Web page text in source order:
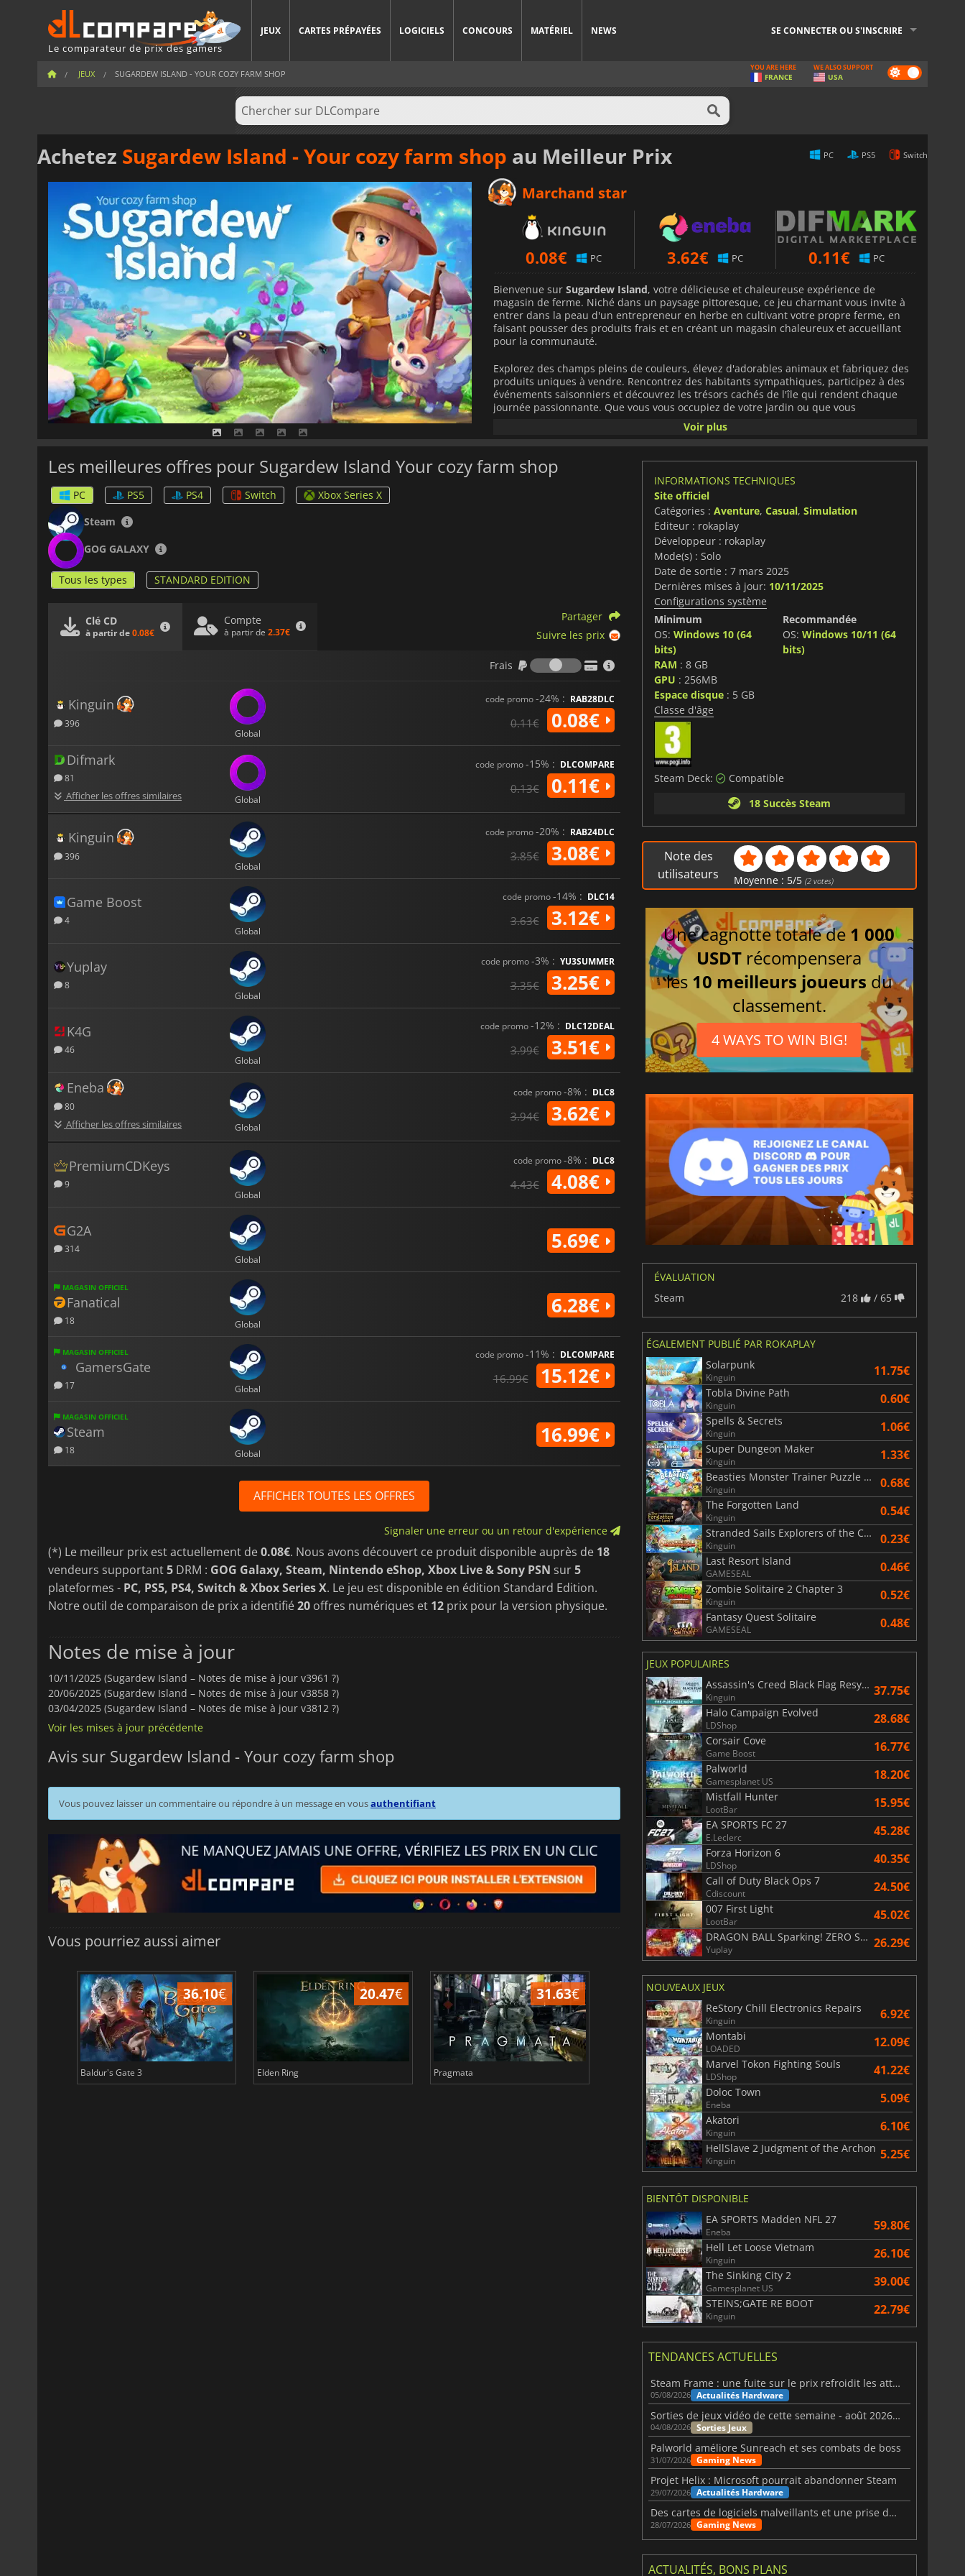
Le comparateur de prix des gamers
JEUX CARTES PRÉPAYÉES LOGICIELS CONCOURS MATÉRIEL NEWS SE CONNECTER OU S'INSCRIRE
JEUX SUGARDEW ISLAND - YOUR COZY FARM SHOP Dark
mode
YOU ARE HERE
FRANCE
WE ALSO SUPPORT
USA
Achetez Sugardew Island - Your cozy farm shop au Meilleur Prix PC PS5 Switch
Marchand star
0.08€ PC 3.62€ PC 0.11€ PC
Bienvenue sur Sugardew Island, votre délicieuse et chaleureuse expérience de
magasin de ferme. Niché dans un paysage pittoresque, ce jeu charmant vous invite à
entrer dans la peau d'un entrepreneur en herbe en cultivant votre propre ferme, en
faisant pousser des produits frais et en créant un magasin chaleureux et accueillant
pour la communauté.
Explorez des champs pleins de couleurs, élevez d'adorables animaux et fabriquez des
produits uniques à vendre. Rencontrez des habitants sympathiques, participez à des
événements saisonniers et découvrez les trésors cachés de l'île qui rendent chaque
journée passionnante. Que vous vous occupiez de votre jardin ou que vous
personnalisiez le décor de votre boutique, l'île de Sugardew favorise la créativité et la
Plongez dans l'ambiance apaisante, les graphismes charmants et la bande-son
délicieuse qui font de
pour les joueurs de tous âges. Commencez votre aventure agricole dès aujourd'hui et
laissez la douceur de vivre s'épanouir !
Voir plus
Les meilleures offres pour Sugardew Island Your cozy farm shop
PC PS5 PS4 Switch
Xbox Series X
Steam
GOG GALAXY
Tous les types STANDARD EDITION
Clé CD
à partir de0.08€
Compte
à partir de 2.37€
Partager
Suivre les prix
Frais
Frais
Kinguin
396
Global
code promo-24% : RAB28DLC
0.11€ 0.08€
Difmark
81
Afficher les offres similaires Global
code promo-15% : DLCOMPARE
0.13€ 0.11€
Kinguin
396
Global
code promo-20% : RAB24DLC
3.85€ 3.08€
Game Boost
4
Global
code promo-14% : DLC14
3.63€ 3.12€
Yuplay
8
Global
code promo-3% : YU3SUMMER
3.35€ 3.25€
K4G
46
Global
code promo-12% : DLC12DEAL
3.99€ 3.51€
Eneba
80
Afficher les offres similaires Global
code promo-8% : DLC8
3.94€ 3.62€
PremiumCDKeys
9
Global
code promo-8% : DLC8
4.43€ 4.08€
G2A
314
Global
5.69€
MAGASIN OFFICIEL
Fanatical
18 Global
6.28€
MAGASIN OFFICIEL
GamersGate
17 Global
code promo-11% : DLCOMPARE
16.99€ 15.12€
MAGASIN OFFICIEL
Steam
18 Global
16.99€
AFFICHER TOUTES LES OFFRES
Signaler une erreur ou un retour d'expérience
(*) Le meilleur prix est actuellement de0.08€. Nous avons découvert ce produit disponible auprès de 18
vendeurs supportant5 DRM : GOG Galaxy, Steam, Nintendo eShop, Xbox Live & Sony PSN sur5
plateformes - PC, PS5, PS4, Switch & Xbox Series X. Le jeu est disponible en édition Standard Edition.
Notre outil de comparaison de prix a identifié20 offres numériques et 12 prix pour la version physique.
Notes de mise à jour
10/11/2025 (Sugardew Island – Notes de mise à jour v3961 ?️)
20/06/2025 (Sugardew Island – Notes de mise à jour v3858 ?️)
03/04/2025 (Sugardew Island – Notes de mise à jour v3812 ?️)
Voir les mises à jour précédente
Avis sur Sugardew Island - Your cozy farm shop
Vous pouvez laisser un commentaire ou répondre à un message en vousauthentifiant
Vous pourriez aussi aimer
36.10€
Baldur's Gate 3
20.47€
Elden Ring
31.63€
Pragmata
6.75
Total War WARHAMMER 3 Lies Of P
INFORMATIONS TECHNIQUES
Site officiel
Catégories : Aventure, Casual, Simulation
Editeur : rokaplay
Développeur : rokaplay
Mode(s) : Solo
Date de sortie : 7 mars 2025
Dernières mises à jour: 10/11/2025
Configurations système
Minimum
OS: Windows 10 (64
bits)
RAM : 8 GB
GPU : 256MB
Espace disque: 5 GB
Recommandée
OS:Windows 10/11 (64
bits)
Classe d'âge
Steam Deck:
Compatible
18 Succès Steam
Note des
utilisateurs
Moyenne : 5/5 (2 votes)
Une cagnotte totale de 1 000
USDT récompensera
les 10 meilleurs joueurs du
classement.
4 WAYS TO WIN BIG!
ÉVALUATION
Steam
218 / 65
ÉGALEMENT PUBLIÉ PAR ROKAPLAY
Solarpunk
Kinguin 11.75€
Tobla Divine Path
Kinguin 0.60€
Spells & Secrets
Kinguin 1.06€
Super Dungeon Maker
Kinguin 1.33€
Beasties Monster Trainer Puzzle RPG
Kinguin 0.68€
The Forgotten Land
Kinguin 0.54€
Stranded Sails Explorers of the Cursed Islands
Kinguin 0.23€
Last Resort Island
GAMESEAL 0.46€
Zombie Solitaire 2 Chapter 3
Kinguin 0.52€
Fantasy Quest Solitaire
GAMESEAL 0.48€
JEUX POPULAIRES
Assassin's Creed Black Flag Resynced
Kinguin 37.75€
Halo Campaign Evolved
LDShop 28.68€
Corsair Cove
Game Boost 16.77€
Palworld
Gamesplanet US 18.20€
Mistfall Hunter
LootBar 15.95€
EA SPORTS FC 27
E.Leclerc 45.28€
Forza Horizon 6
LDShop 40.35€
Call of Duty Black Ops 7
Cdiscount 24.50€
007 First Light
LootBar 45.02€
DRAGON BALL Sparking! ZERO Super Limit Breaking NEO
Yuplay 26.29€
NOUVEAUX JEUX
ReStory Chill Electronics Repairs
Kinguin 6.92€
Montabi
LOADED 12.09€
Marvel Tokon Fighting Souls
LDShop 41.22€
Doloc Town
Eneba 5.09€
Akatori
Kinguin 6.10€
HellSlave 2 Judgment of the Archon
Kinguin 5.25€
BIENTÔT DISPONIBLE
EA SPORTS Madden NFL 27
Eneba 59.80€
Hell Let Loose Vietnam
Kinguin 26.10€
The Sinking City 2
Gamesplanet US 39.00€
STEINS;GATE RE BOOT
Kinguin 22.79€
TENDANCES ACTUELLES
Steam Frame : une fuite sur le prix refroidit les attentes VR
05/08/2026 Actualités Hardware
Sorties de jeux vidéo de cette semaine - août 2026 (semaine 32)
04/08/2026 Sorties Jeux
Palworld améliore Sunreach et ses combats de boss
31/07/2026 Gaming News
Projet Helix : Microsoft pourrait abandonner Steam
29/07/2026 Actualités Hardware
Des cartes de logiciels malveillants et une prise de contrôle de Discord ont touché Meccha Chameleon
28/07/2026 Gaming News
ACTUALITÉS, BONS PLANS